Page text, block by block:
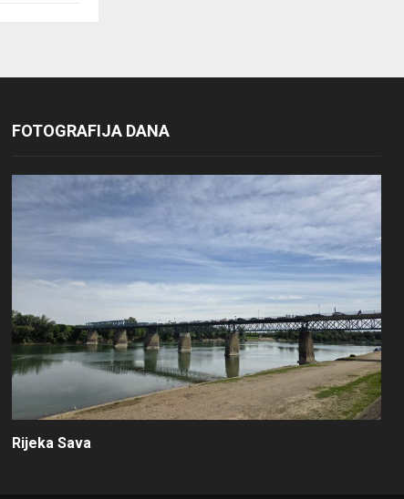
FOTOGRAFIJA DANA
Rijeka Sava